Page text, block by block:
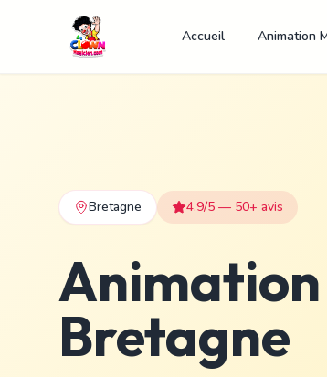
Accueil Animation
Bretagne 4.9/5 — 50+ avis
Animation
Bretagne